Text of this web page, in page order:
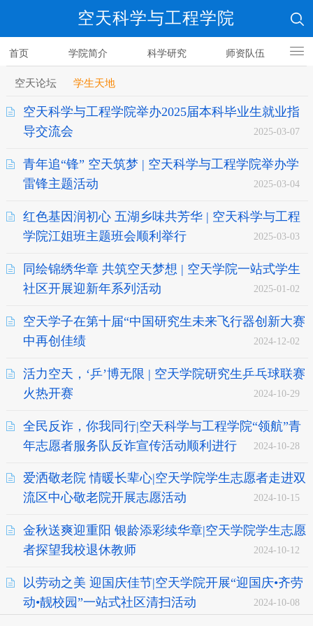
空天科学与工程学院
首页 学院简介 科学研究 师资队伍
人才培养
空天论坛 学生天地
空天科学与工程学院举办2025届本科毕业生就业指
导交流会
2025-03-07
青年追“锋” 空天筑梦 | 空天科学与工程学院举办学
雷锋主题活动
2025-03-04
红色基因润初心 五湖乡味共芳华 | 空天科学与工程
学院江姐班主题班会顺利举行
2025-03-03
同绘锦绣华章 共筑空天梦想 | 空天学院一站式学生
社区开展迎新年系列活动
2025-01-02
空天学子在第十届“中国研究生未来飞行器创新大赛
中再创佳绩
2024-12-02
活力空天，‘乒’博无限 | 空天学院研究生乒乓球联赛
火热开赛
2024-10-29
全民反诈，你我同行|空天科学与工程学院“领航”青
年志愿者服务队反诈宣传活动顺利进行
2024-10-28
爱洒敬老院 情暖长辈心|空天学院学生志愿者走进双
流区中心敬老院开展志愿活动
2024-10-15
金秋送爽迎重阳 银龄添彩续华章|空天学院学生志愿
者探望我校退休教师
2024-10-12
以劳动之美 迎国庆佳节|空天学院开展“迎国庆•齐劳
动•靓校园”一站式社区清扫活动
2024-10-08